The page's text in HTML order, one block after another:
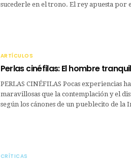
sucederle en el trono. El rey apuesta por
ARTÍCULOS
Perlas cinéfilas: El hombre
PERLAS CINÉFILAS Pocas experiencias
maravillosas que la contemplación y el
según los cánones de un pueblecito de la
CRÍTICAS